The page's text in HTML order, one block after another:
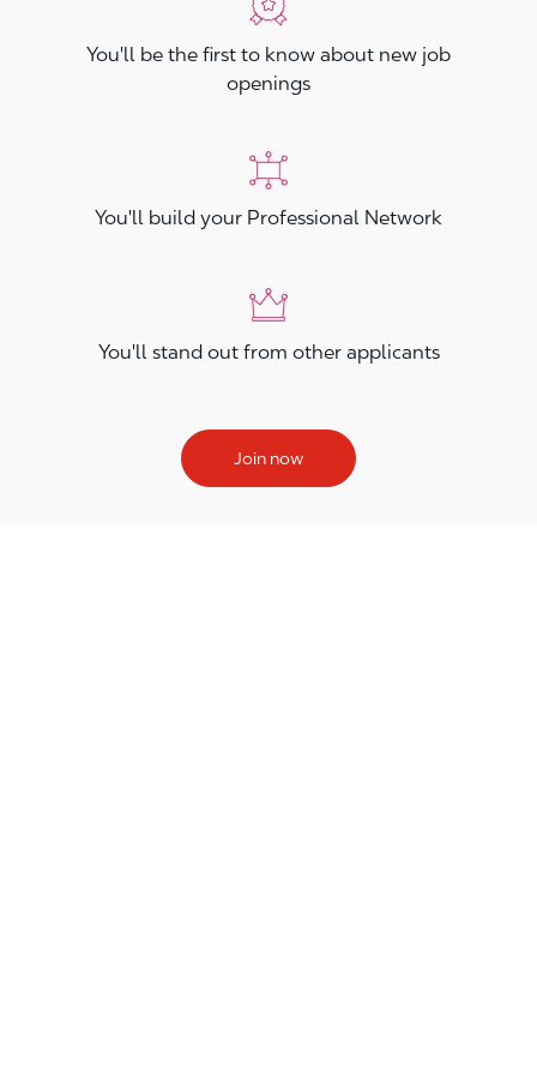
You'll be the first to know about new job
openings
You'll build your Professional Network
You'll stand out from other applicants
Join now